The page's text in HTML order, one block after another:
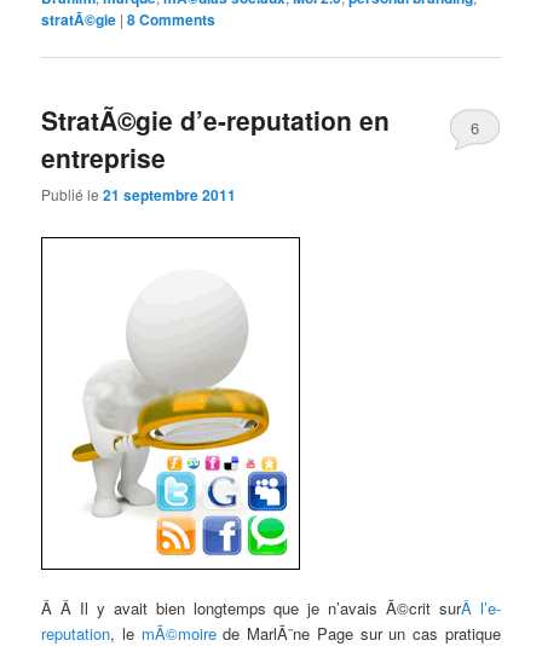
stratÃ©gie |8 Comments
StratÃ©gie d’e-reputation en
entreprise
Publié le21 septembre 2011
6
Â Â Il y avait bien longtemps que je n’avais Ã©crit surÂ l’e-
reputation, le mÃ©moirede MarlÃ¨ne Page sur un cas pratique